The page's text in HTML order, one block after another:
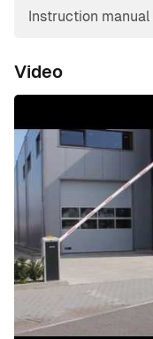
Instruction manual
Video